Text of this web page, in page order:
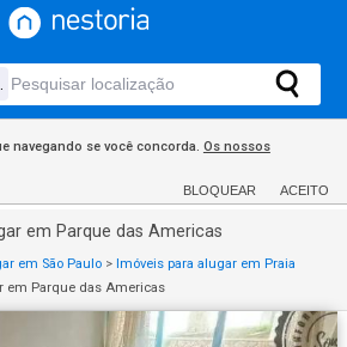
navegando se você concorda. Os nossos
BLOQUEAR ACEITO
em Parque das Americas
em São Paulo > Imóveis para alugar em Praia
em Parque das Americas